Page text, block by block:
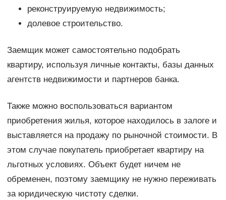
реконструируемую недвижимость;
долевое строительство.
Заемщик может самостоятельно подобрать
квартиру, используя личные контакты, базы данных
агентств недвижимости и партнеров банка.
Также можно воспользоваться вариантом
приобретения жилья, которое находилось в залоге и
выставляется на продажу по рыночной стоимости. В
этом случае покупатель приобретает квартиру на
льготных условиях. Объект будет ничем не
обременен, поэтому заемщику не нужно переживать
за юридическую чистоту сделки.